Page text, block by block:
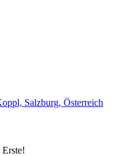
Salzburg, Österreich